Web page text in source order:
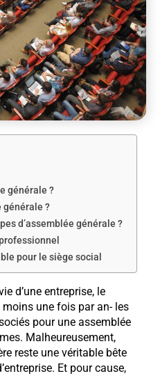
générale ?
générale ?
d’assemblée générale ?
pour le siège social
d’une entreprise, le
une fois par an- les
pour une assemblée
Malheureusement,
reste une véritable bête
Et pour cause,